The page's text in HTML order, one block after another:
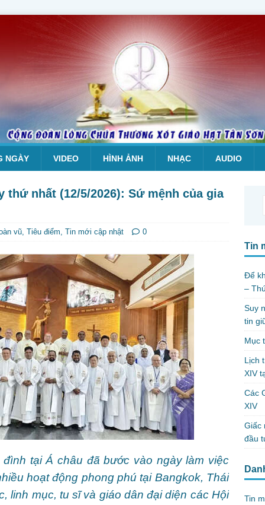
NGÀY VIDEO HÌNH ẢNH NHẠC AUDIO
thứ nhất (12/5/2026): Sứ mệnh của gia
vũ, Tiêu điểm, Tin mới cập nhật 0
tại Á châu đã bước vào ngày làm việc
hoạt động phong phú tại Bangkok, Thái
linh mục, tu sĩ và giáo dân đại diện các Hội
Tin
Để
–
Suy
tin
Mục
Lịch
XIV
Các
XIV
Giấc
đầu
Tin